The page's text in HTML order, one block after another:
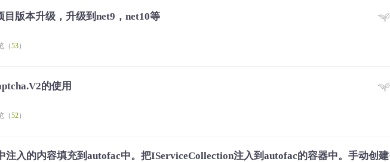
版本升级，升级到net9，net10等
（53）
的使用
（52）
注入的内容填充到autofac中。把IServiceCollection注入到autofac的容器中。手动创建